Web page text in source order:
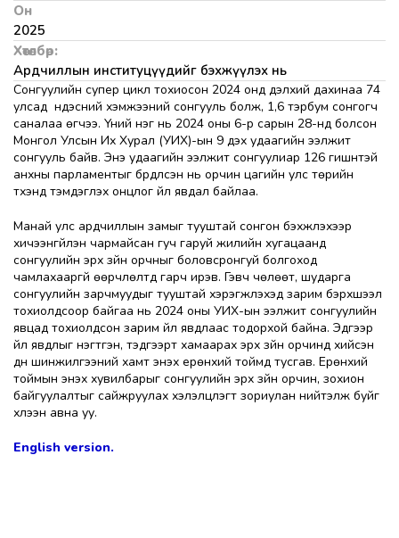
Он
2025
Хөтөлбөр:
Ардчиллын институцүүдийг бэхжүүлэх нь
Сонгуулийн супер цикл тохиосон 2024 онд дэлхий дахинаа 74
улсад үндэсний хэмжээний сонгууль болж, 1,6 тэрбум сонгогч
саналаа өгчээ. Үүний нэг нь 2024 оны 6-р сарын 28-нд болсон
Монгол Улсын Их Хурал (УИХ)-ын 9 дэх удаагийн ээлжит
сонгууль байв. Энэ удаагийн ээлжит сонгуулиар 126 гишүүнтэй
анхны парламентыг бүрдүүлсэн нь орчин цагийн улс төрийн
түүхэнд тэмдэглэх онцлог үйл явдал байлаа.
Манай улс ардчиллын замыг тууштай сонгон бэхжүүлэхээр
хичээнгүйлэн чармайсан гуч гаруй жилийн хугацаанд
сонгуулийн эрх зүйн орчныг боловсронгуй болгоход
чамлахааргүй өөрчлөлтүүд гарч ирэв. Гэвч чөлөөт, шударга
сонгуулийн зарчмуудыг тууштай хэрэгжүүлэхэд зарим бэрхшээл
тохиолдсоор байгаа нь 2024 оны УИХ-ын ээлжит сонгуулийн
явцад тохиолдсон зарим үйл явдлаас тодорхой байна. Эдгээр
үйл явдлыг нэгтгэн, тэдгээрт хамаарах эрх зүйн орчинд хийсэн
дүн шинжилгээний хамт энэхүү ерөнхий тоймд тусгав. Ерөнхий
тоймын энэхүү хувилбарыг сонгуулийн эрх зүйн орчин, зохион
байгуулалтыг сайжруулах хэлэлцүүлэгт зориулан нийтэлж буйг
хүлээн авна уу.
English version.